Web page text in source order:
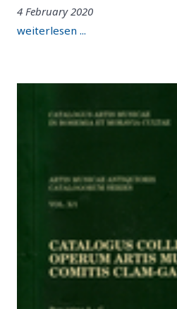
4 February 2020
weiterlesen ...